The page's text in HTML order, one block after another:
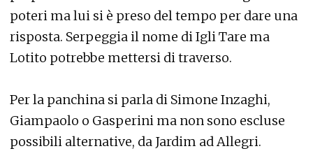
poteri ma lui si è preso del tempo per dare una
risposta. Serpeggia il nome di Igli Tare ma
Lotito potrebbe mettersi di traverso.
Per la panchina si parla di Simone Inzaghi,
Giampaolo o Gasperini ma non sono escluse
possibili alternative, da Jardim ad Allegri.